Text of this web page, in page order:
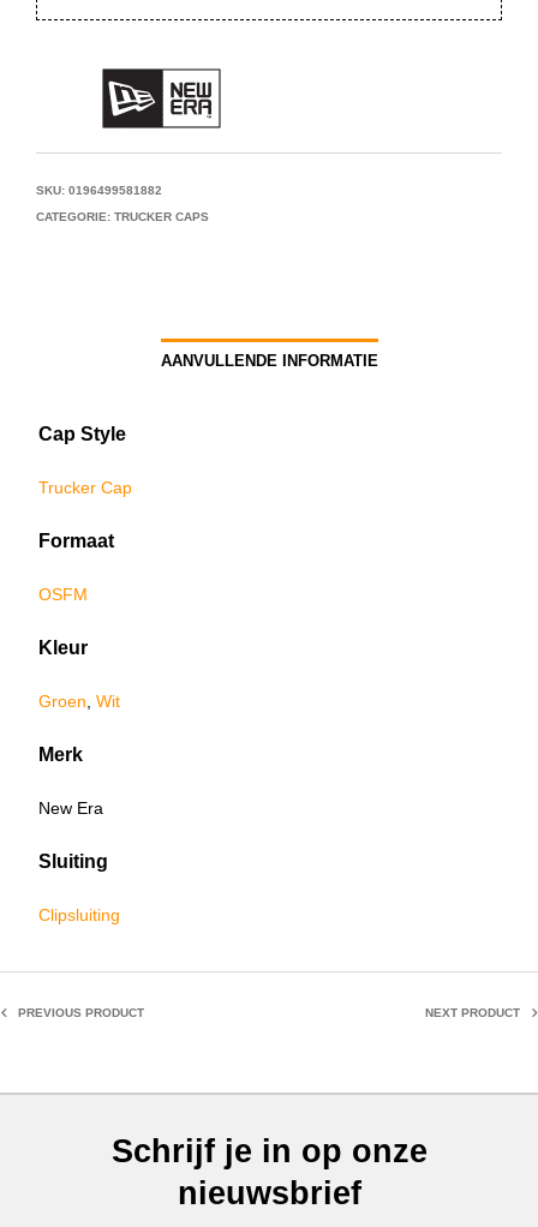
SKU: 0196499581882
CATEGORIE: TRUCKER CAPS
AANVULLENDE INFORMATIE
Cap Style
Trucker Cap
Formaat
OSFM
Kleur
Groen Wit
Merk
New Era
Sluiting
Clipsluiting
PREVIOUS PRODUCT NEXT PRODUCT
Schrijf je in op onze
nieuwsbrief